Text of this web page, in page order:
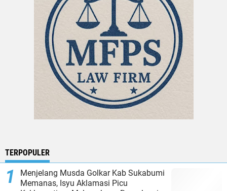
TERPOPULER
Menjelang Musda Golkar Kab Sukabumi
Memanas, Isyu Aklamasi Picu